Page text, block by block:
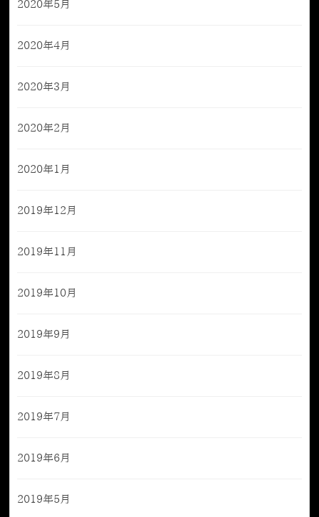
2020年5月
2020年4月
2020年3月
2020年2月
2020年1月
2019年12月
2019年11月
2019年10月
2019年9月
2019年8月
2019年7月
2019年6月
2019年5月